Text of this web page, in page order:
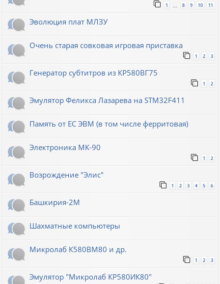
1 8 9 10 11
Эволюция плат МЛЗУ
Очень старая совковая игровая приставка
1 2 3
Генератор субтитров из КР580ВГ75
1 2
Эмулятор Феликса Лазарева на STM32F411
Память от ЕС ЭВМ (в том числе ферритовая)
Электроника МК-90
1 2
Возрождение "Элис"
1 2 3 4 5 6
Башкирия-2М
Шахматные компьютеры
Микролаб К580ВМ80 и др.
1 2 3
Эмулятор "Микролаб КР580ИК80"